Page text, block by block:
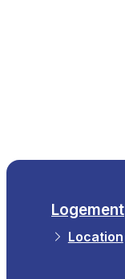
Logement
Location